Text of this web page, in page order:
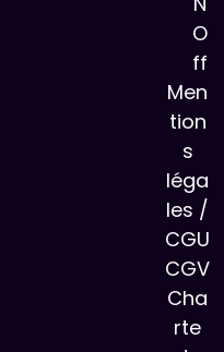
O
ff
Men
tion
s
léga
les /
CGU
CGV
Cha
rte